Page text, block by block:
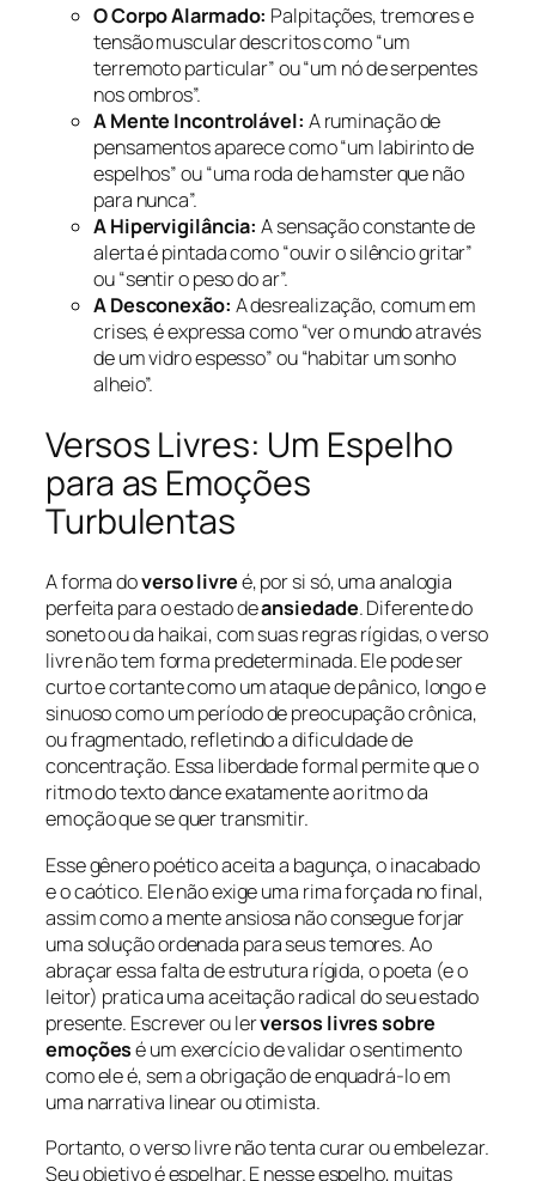
O Corpo Alarmado: Palpitações, tremores e
tensão muscular descritos como “um
terremoto particular” ou “um nó de serpentes
nos ombros”.
A Mente Incontrolável: A ruminação de
pensamentos aparece como “um labirinto de
espelhos” ou “uma roda de hamster que não
para nunca”.
A Hipervigilância: A sensação constante de
alerta é pintada como “ouvir o silêncio gritar”
ou “sentir o peso do ar”.
A Desconexão: A desrealização, comum em
crises, é expressa como “ver o mundo através
de um vidro espesso” ou “habitar um sonho
alheio”.
Versos Livres: Um Espelho
para as Emoções
Turbulentas
A forma doverso livreé, por si só, uma analogia
perfeita para o estado deansiedade. Diferente do
soneto ou da haikai, com suas regras rígidas, o verso
livre não tem forma predeterminada. Ele pode ser
curto e cortante como um ataque de pânico, longo e
sinuoso como um período de preocupação crônica,
ou fragmentado, refletindo a dificuldade de
concentração. Essa liberdade formal permite que o
ritmo do texto dance exatamente ao ritmo da
emoção que se quer transmitir.
Esse gênero poético aceita a bagunça, o inacabado
e o caótico. Ele não exige uma rima forçada no final,
assim como a mente ansiosa não consegue forjar
uma solução ordenada para seus temores. Ao
abraçar essa falta de estrutura rígida, o poeta (e o
leitor) pratica uma aceitação radical do seu estado
presente. Escrever ou lerversos livres sobre
emoçõesé um exercício de validar o sentimento
como ele é, sem a obrigação de enquadrá-lo em
uma narrativa linear ou otimista.
Portanto, o verso livre não tenta curar ou embelezar.
Seu objetivo é espelhar. E nesse espelho, muitas